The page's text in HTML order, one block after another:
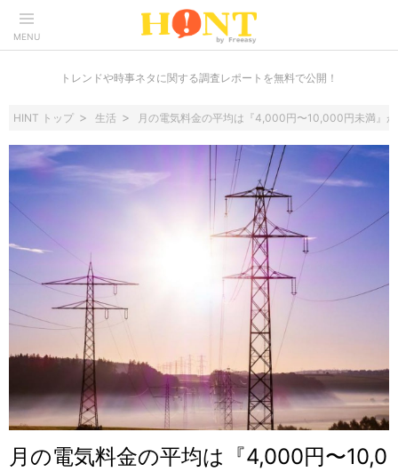
MENU
トレンドや時事ネタに関する調査レポートを無料で公開！
HINT トップ 生活 月の電気料金の平均は『4,000円〜10,000円未満』
月の電気料金の平均は『4,000円〜10,0